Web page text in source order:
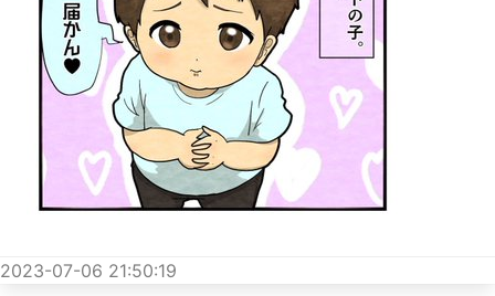
2023-07-06 21:50:19